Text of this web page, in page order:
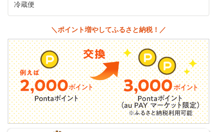
冷蔵便
＼ポイント増やしてふるさと納税！／